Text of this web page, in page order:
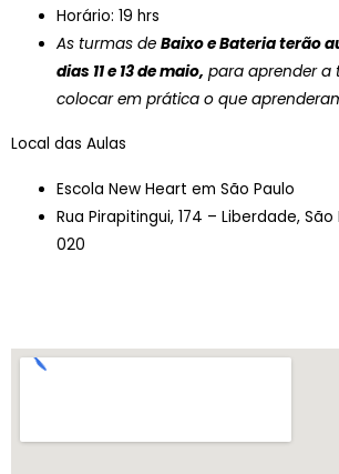
Horário: 19 hrs
As turmas deBaixo e Bateria terão
dias 11 e 13 de maio, para aprender a
colocar em prática o que
Local das Aulas
Escola New Heart em São Paulo
Rua Pirapitingui, 174 – Liberdade, São
020